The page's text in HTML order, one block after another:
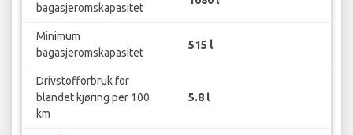
bagasjeromskapasitet
Minimum
bagasjeromskapasitet
515 l
Drivstofforbruk for
blandet kjøring per 100
km
5.8 l